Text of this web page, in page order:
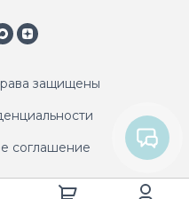
защищены
соглашение